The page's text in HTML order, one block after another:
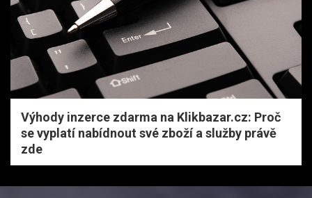
Výhody inzerce zdarma na Klikbazar.cz: Proč
se vyplatí nabídnout své zboží a služby právě
zde